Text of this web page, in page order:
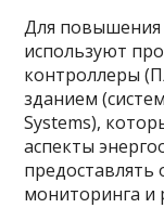
Для повышения
используют
контроллеры
зданием
Systems),
аспекты
предоставлять
мониторинга и